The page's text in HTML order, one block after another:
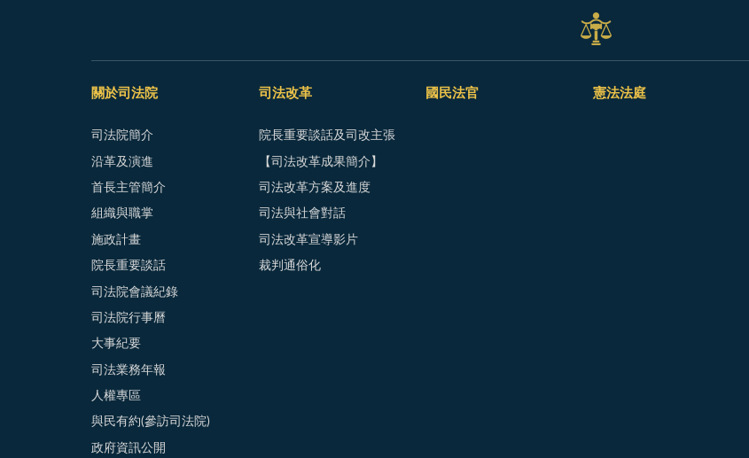
關於司法院
司法院簡介
沿革及演進
首長主管簡介
組織與職掌
施政計畫
院長重要談話
司法院會議紀錄
司法院行事曆
大事紀要
司法業務年報
人權專區
與民有約(參訪司法院)
政府資訊公開
司法改革
院長重要談話及司改主張
【司法改革成果簡介】
司法改革方案及進度
司法與社會對話
司法改革宣導影片
裁判通俗化
國民法官 憲法法庭